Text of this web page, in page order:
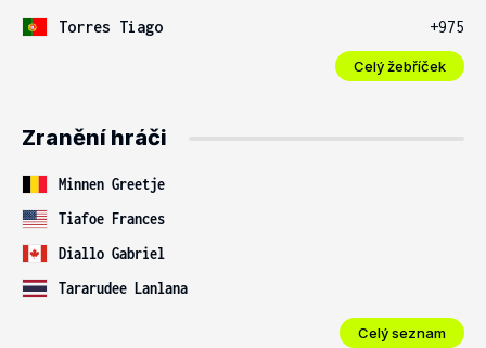
Torres Tiago
+975
Celý žebříček
Zranění hráči
Minnen Greetje
Tiafoe Frances
Diallo Gabriel
Tararudee Lanlana
Celý seznam